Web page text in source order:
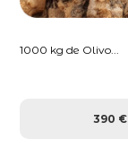
1000 kg de Olivo...
390 €